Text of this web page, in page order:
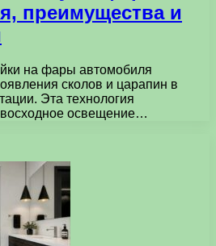
преимущества и
на фары автомобиля
сколов и царапин в
Эта технология
освещение…